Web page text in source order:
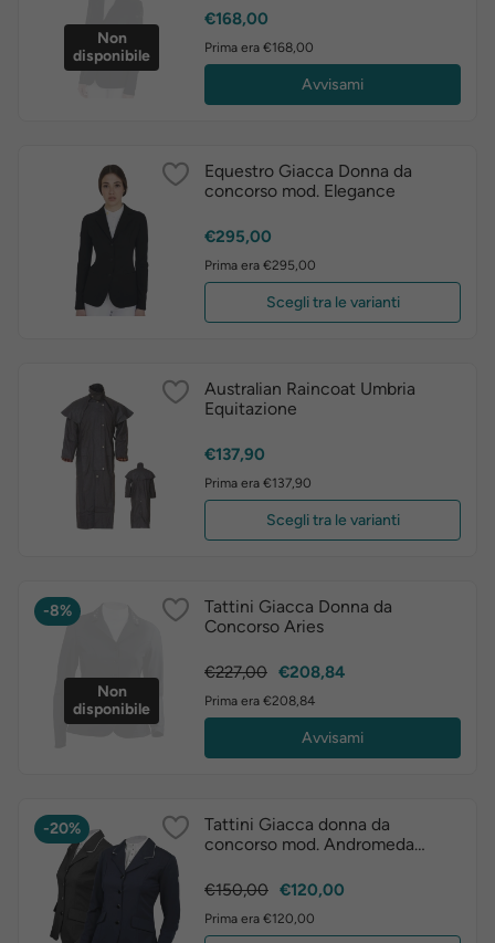
Non
disponibile
Prezzo
€168,00
Prima era €168,00
Avvisami
Equestro Giacca Donna da
concorso mod. Elegance
Prezzo
€295,00
Prima era €295,00
Scegli tra le varianti
Australian Raincoat Umbria
Equitazione
Prezzo
€137,90
Prima era €137,90
Scegli tra le varianti
-8%
Non
disponibile
Tattini Giacca Donna da
Concorso Aries
Prezzo
€227,00 Prezzo
€208,84
Prima era €208,84
Avvisami
-20%
Tattini Giacca donna da
concorso mod. Andromeda
Prezzo
€150,00 Prezzo
€120,00
Prima era €120,00